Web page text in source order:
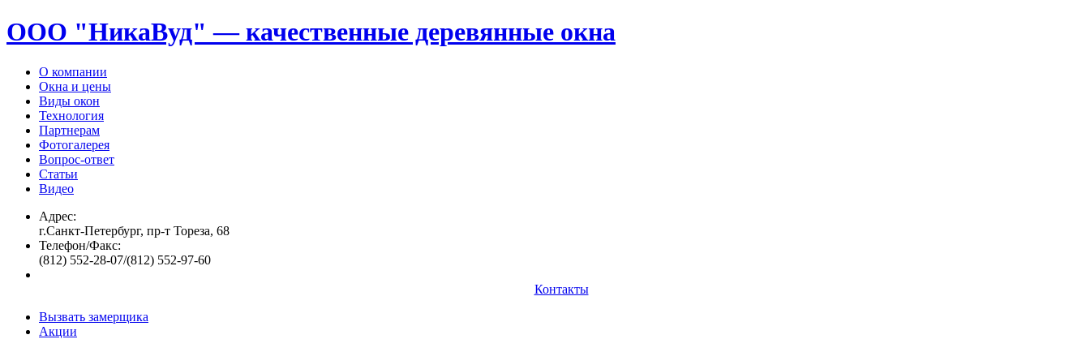
ООО "НикаВуд" — качественные деревянные окна
О компании
Окна и цены
Виды окон
Технология
Партнерам
Фотогалерея
Вопрос-ответ
Статьи
Видео
Адрес:
г.Санкт-Петербург, пр-т Тореза, 68
Телефон/Факс:
(812) 552-28-07/(812) 552-97-60
Контакты
Вызвать замерщика
Акции